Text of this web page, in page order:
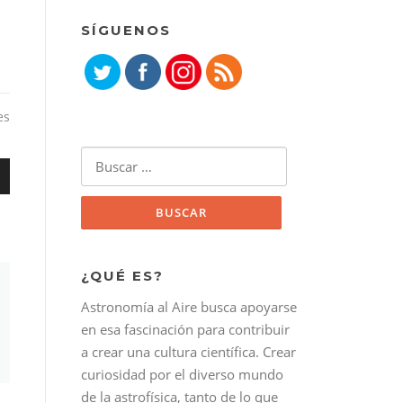
SÍGUENOS
Buscar:
¿QUÉ ES?
Astronomía al Aire busca apoyarse
en esa fascinación para contribuir
a crear una cultura científica. Crear
curiosidad por el diverso mundo
de la astrofísica, tanto de lo que